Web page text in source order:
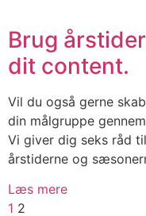
Brug
dit content.
Vil du også gerne
din målgruppe
Vi giver dig seks råd
årstiderne og
Læs mere
1 2